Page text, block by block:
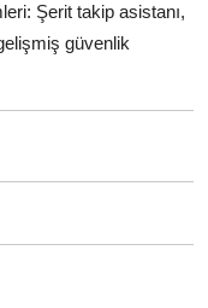
Şerit takip asistanı,
güvenlik